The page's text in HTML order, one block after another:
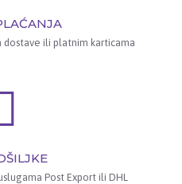
ili platnim karticama
Post Export ili DHL